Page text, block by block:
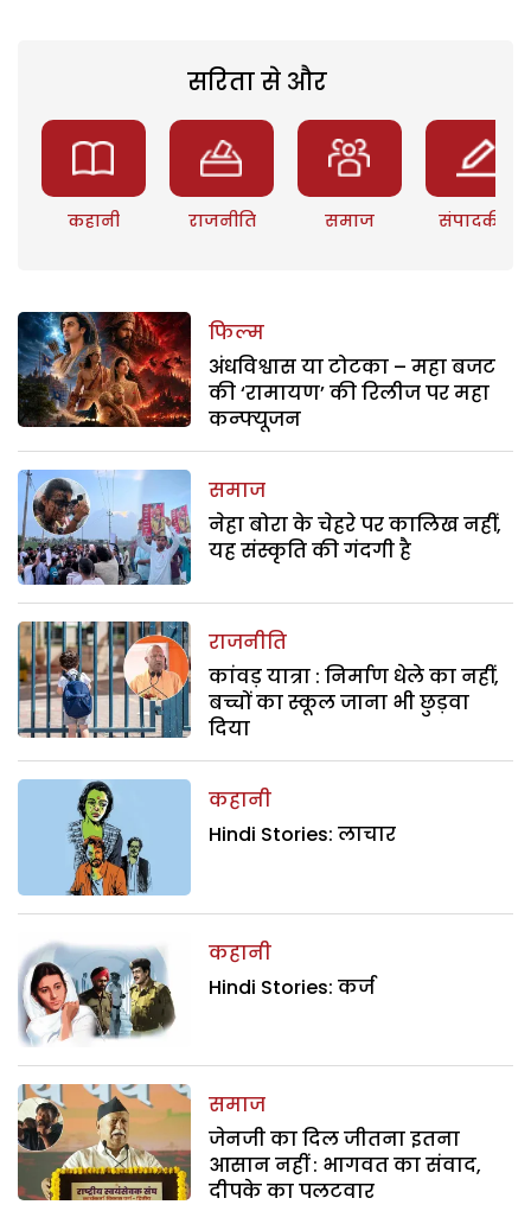
सरिता से और
कहानी राजनीति समाज संपादकीय
फिल्म
अंधविश्वास या टोटका – महा बजट
की ‘रामायण’ की रिलीज पर महा
कन्फ्यूजन
समाज
नेहा बोरा के चेहरे पर कालिख नहीं,
यह संस्कृति की गंदगी है
राजनीति
कांवड़ यात्रा : निर्माण धेले का नहीं,
बच्चों का स्कूल जाना भी छुड़वा
दिया
कहानी
Hindi Stories: लाचार
कहानी
Hindi Stories: कर्ज
समाज
जेनजी का दिल जीतना इतना
आसान नहीं : भागवत का संवाद,
दीपके का पलटवार